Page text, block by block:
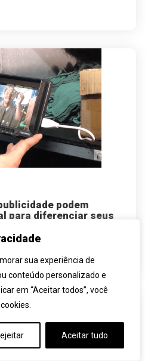
sua experiência de
conteúdo personalizado e
em “Aceitar todos”, você
Aceitar tudo
podem
para diferenciar seus